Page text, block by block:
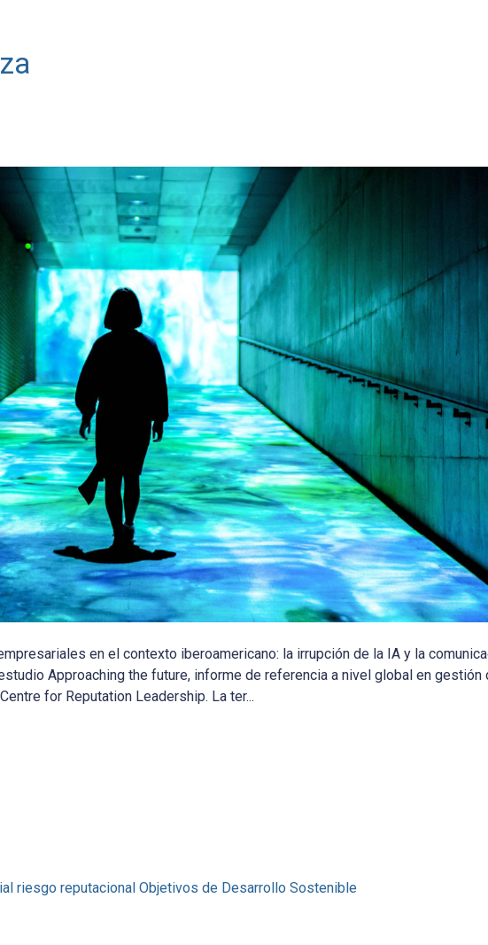
en el contexto iberoamericano: la irrupción de la IA y la
Approaching the future, informe de referencia a nivel global en gestión
for Reputation Leadership. La ter...
riesgo reputacional Objetivos de Desarrollo Sostenible